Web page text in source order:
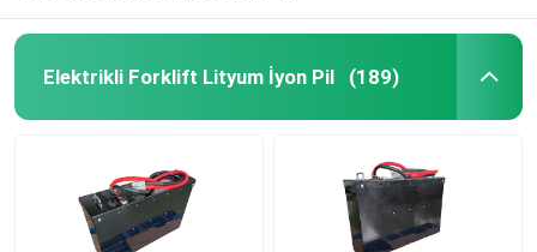
Elektrikli Forklift Lityum İyon Pil (189)